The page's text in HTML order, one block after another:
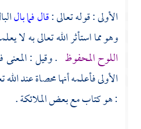
الأولى : قوله تعالى :قال فما بال
وهو مما استأثر الله تعالى به لا
اللوح المحفوظ . وقيل : المعنى
الأولى فأعلمه أنها محصاة عند
: هو كتاب مع بعض الملائكة .